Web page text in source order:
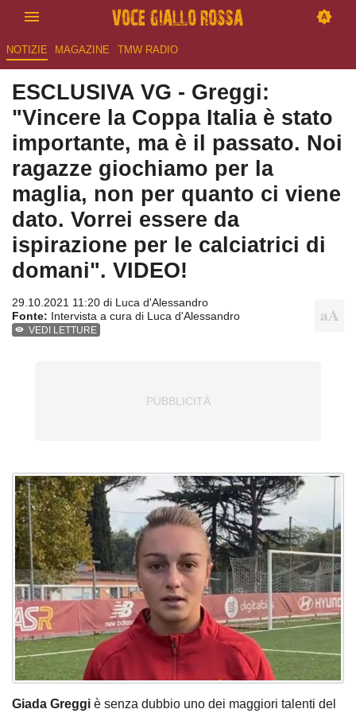
NOTIZIE MAGAZINE TMW RADIO
ESCLUSIVA VG - Greggi:
"Vincere la Coppa Italia è stato
importante, ma è il passato. Noi
ragazze giochiamo per la
maglia, non per quanto ci viene
dato. Vorrei essere da
ispirazione per le calciatrici di
domani". VIDEO!
29.10.2021 11:20 di Luca d'Alessandro
Fonte: Intervista a cura di Luca d'Alessandro
VEDI LETTURE
Giada Greggi è senza dubbio uno dei maggiori talenti del